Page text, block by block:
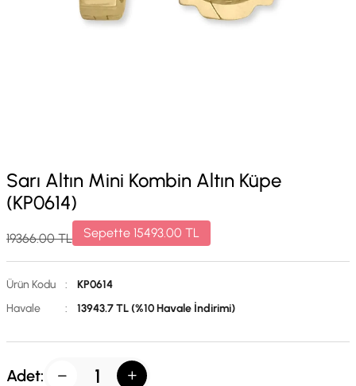
Sarı Altın Mini Kombin Altın Küpe
(KP0614)
19366.00TL Sepette 15493.00 TL
Ürün Kodu :
KP0614
Havale
: 13943.7 TL (%10 Havale İndirimi)
Adet: